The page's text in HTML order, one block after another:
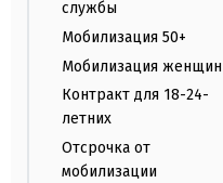
службы
Мобилизация 50+
Мобилизация женщин
Контракт для 18-24-
летних
Отсрочка от
мобилизации